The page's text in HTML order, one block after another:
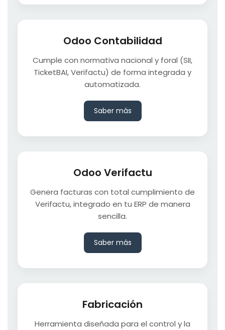
Odoo Contabilidad
Cumple con normativa nacional y foral (SII,
TicketBAI, Verifactu) de forma integrada y
automatizada.
Saber más
Odoo Verifactu
Genera facturas con total cumplimiento de
Verifactu, integrado en tu ERP de manera
sencilla.
Saber más
Fabricación
Herramienta diseñada para el control y la